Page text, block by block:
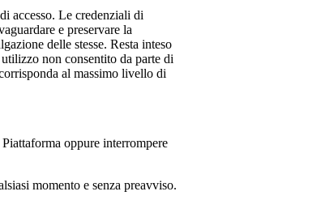
accesso. Le credenziali di
e preservare la
delle stesse. Resta inteso
non consentito da parte di
al massimo livello di
oppure interrompere
momento e senza preavviso.